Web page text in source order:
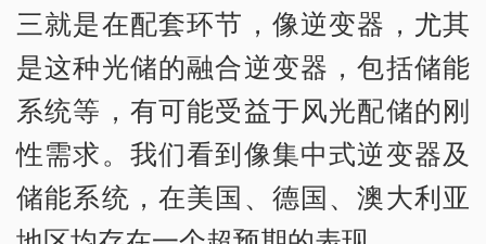
三就是在配套环节，像逆变器，尤其
是这种光储的融合逆变器，包括储能
系统等，有可能受益于风光配储的刚
性需求。我们看到像集中式逆变器及
储能系统，在美国、德国、澳大利亚